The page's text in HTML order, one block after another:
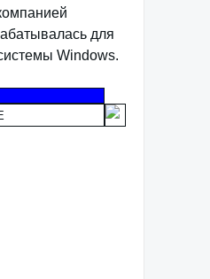
для
Windows.